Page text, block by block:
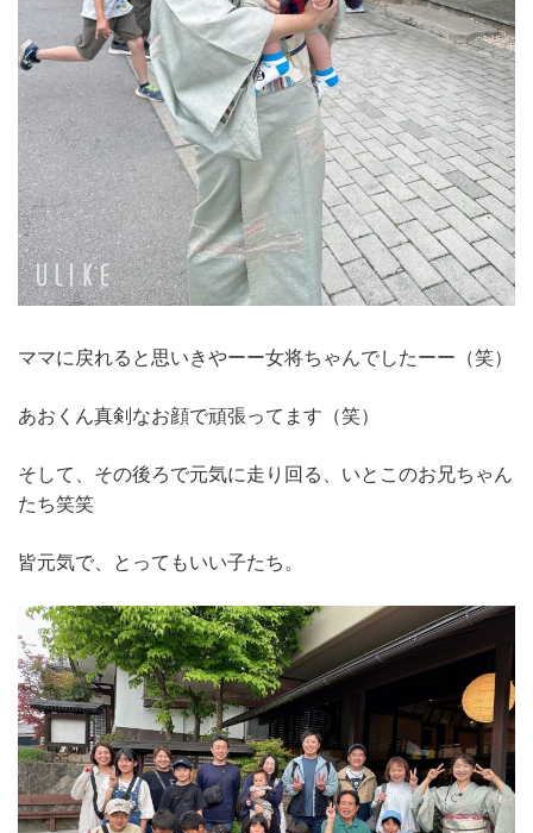
ママに戻れると思いきやーー女将ちゃんでしたーー（笑）
あおくん真剣なお顔で頑張ってます（笑）
そして、その後ろで元気に走り回る、いとこのお兄ちゃん
たち笑笑
皆元気で、とってもいい子たち。